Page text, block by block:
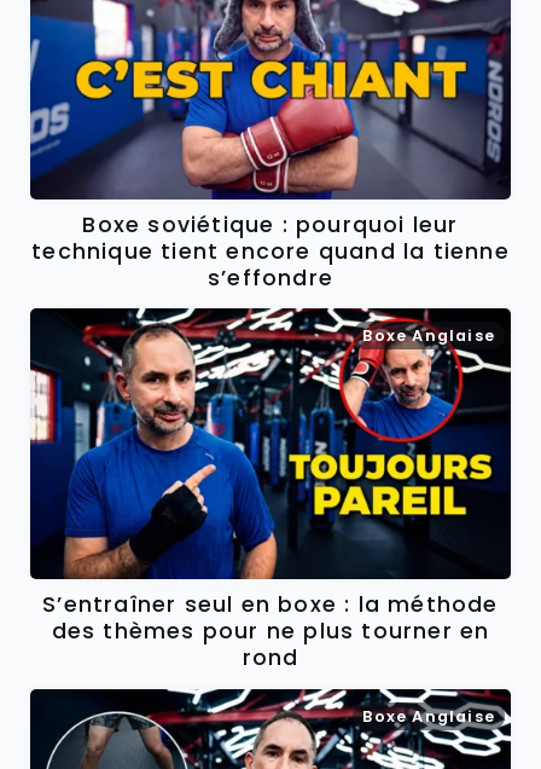
Boxe soviétique : pourquoi leur
technique tient encore quand la tienne
s’effondre
Boxe Anglaise
S’entraîner seul en boxe : la méthode
des thèmes pour ne plus tourner en
rond
Boxe Anglaise